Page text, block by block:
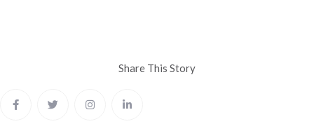
Share This Story